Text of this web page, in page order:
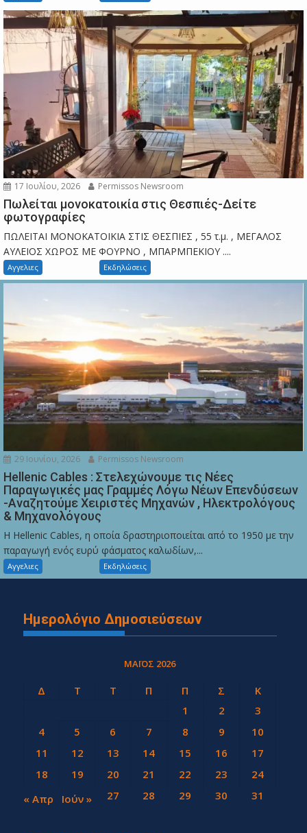
17 Ιουλίου, 2026 Permissos Newsroom
Πωλείται μονοκατοικία στις Θεσπιές-Δείτε
φωτογραφίες
ΠΩΛΕΙΤΑΙ ΜΟΝΟΚΑΤΟΙΚΙΑ ΣΤΙΣ ΘΕΣΠΙΕΣ , 55 τ.μ. , ΜΕΓΑΛΟΣ
ΑΥΛΕΙΟΣ ΧΩΡΟΣ ΜΕ ΦΟΥΡΝΟ , ΜΠΑΡΜΠΕΚΙΟΥ ....
Αγγελιες Εκδηλώσεις
29 Ιουνίου, 2026 Permissos Newsroom
Hellenic Cables : Στελεχώνουμε τις Νέες
Παραγωγικές μας Γραμμές Λόγω Νέων Επενδύσεων
-Αναζητούμε Χειριστές Μηχανών , Ηλεκτρολόγους
& Μηχανολόγους
Η Hellenic Cables, η οποία δραστηριοποιείται από το 1950 με την
παραγωγή ενός ευρύ φάσματος καλωδίων,...
Αγγελιες Εκδηλώσεις
Ημερολόγιο Δημοσιεύσεων
ΜΆΙΟΣ 2026
Δ Τ Τ Π Π Σ
Κ
1
2
3
4
5 6 7 8 9
10
11
12 13 14 15 16
17
18
19 20 21 22 23
24
25
26 27 28 29 30 31
« Απρ Ιούν »